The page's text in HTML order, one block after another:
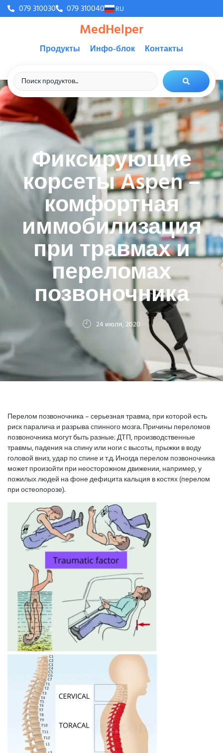
079 310030 079 310040 RU
MedHelper
Продукты Инфо-блок Контакты
Фиксирующие
корсеты Aspen –
комфортная
иммобилизация
при травмах и
переломах
позвоночника
24 июля, 2020
Перелом позвоночника – серьезная травма, при которой есть
риск паралича и разрыва спинного мозга. Причины переломов
позвоночника могут быть разные: ДТП, производственные
травмы, падения на спину или ноги с высоты, прыжки в воду
головой вниз, удар по спине и т.д. Иногда перелом позвоночника
может произойти при неосторожном движении, например, у
пожилых людей на фоне дефицита кальция в костях (перелом
при остеопорозе).